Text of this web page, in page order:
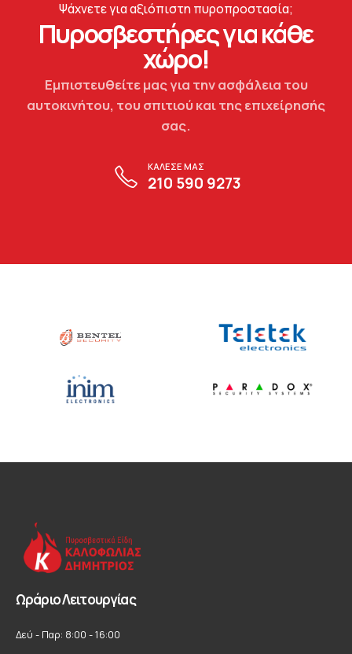
Ψάχνετε για αξιόπιστη πυροπροστασία;
Πυροσβεστήρες για κάθε
χώρο!
Εμπιστευθείτε μας για την ασφάλεια του
αυτοκινήτου, του σπιτιού και της επιχείρησής
σας.
ΚΑΛΕΣΕ ΜΑΣ
210 590 9273
Ωράριο Λειτουργίας
Δεύ - Παρ: 8:00 - 16:00